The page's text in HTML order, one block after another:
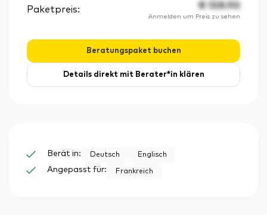
Paketpreis: € 108.90
Anmelden um Preis zu sehen
Beratungspaket buchen
Details direkt mit Berater*in klären
Berät in: Deutsch Englisch
Angepasst für: Frankreich